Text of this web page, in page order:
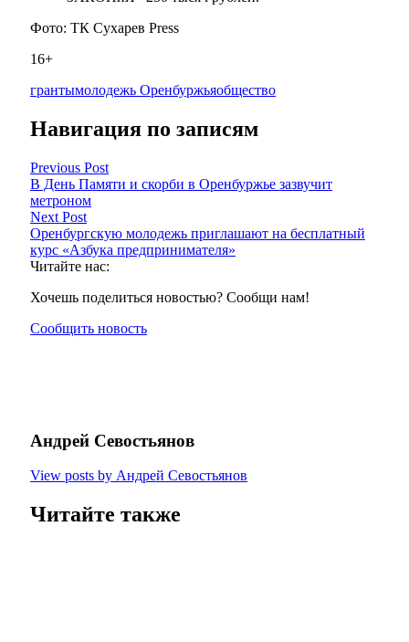
Фото: ТК Сухарев Press
16+
грантымолодежь Оренбуржьяобщество
Навигация по записям
Previous Post
В День Памяти и скорби в Оренбуржье зазвучит
метроном
Next Post
Оренбургскую молодежь приглашают на бесплатный
курс «Азбука предпринимателя»
Читайте нас:
Хочешь поделиться новостью? Сообщи нам!
Сообщить новость
Андрей Севостьянов
View posts by Андрей Севостьянов
Читайте также